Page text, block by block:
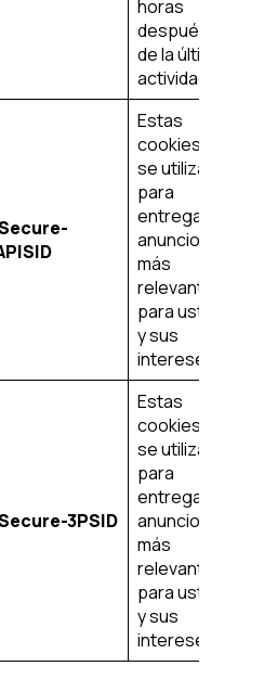
horas
después
de la última
actividad
Estas
cookies
se utilizan
para
entregar
anuncios
más
relevantes
para usted
y sus
intereses.
3PSID
Estas
cookies
se utilizan
para
entregar
anuncios
más
relevantes
para usted
y sus
intereses.